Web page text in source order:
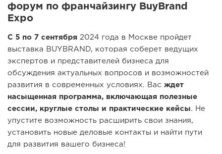
форум по франчайзингу BuyBrand
Expo
С 5 по 7 сентября 2024 года в Москве пройдет
выставка BUYBRAND, которая соберет ведущих
экспертов и представителей бизнеса для
обсуждения актуальных вопросов и возможностей
развития в современных условиях. Вас ждет
насыщенная программа, включающая полезные
сессии, круглые столы и практические кейсы. Не
упустите возможность расширить свои знания,
установить новые деловые контакты и найти пути
для развития вашего бизнеса!